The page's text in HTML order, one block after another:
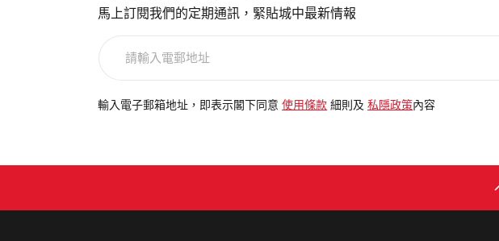
馬上訂閱我們的定期通訊，緊貼城中最新情報
電
輸入電子郵箱地址，即表示閣下同意 使用條款 細則及 私隱政策 內容